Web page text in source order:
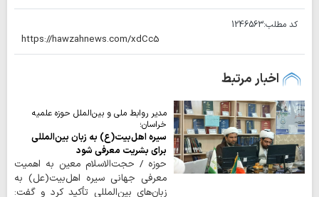
کد مطلب:1246563
اخبار مرتبط
مدیر روابط ملی و بین‌الملل حوزه علمیه
خراسان؛
سیره اهل‌بیت(ع) به زبان بین‌المللی
برای بشریت معرفی شود
حوزه / حجت‌الاسلام معین به اهمیت
معرفی جهانی سیره اهل‌بیت(عل) به
زبان‌های بین‌المللی تأکید کرد و گفت: